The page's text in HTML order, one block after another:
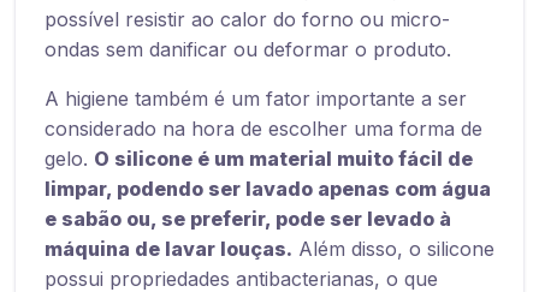
possível resistir ao calor do forno ou micro-
ondas sem danificar ou deformar o produto.
A higiene também é um fator importante a ser
considerado na hora de escolher uma forma de
gelo. O silicone é um material muito fácil de
limpar, podendo ser lavado apenas com água
e sabão ou, se preferir, pode ser levado à
máquina de lavar louças. Além disso, o silicone
possui propriedades antibacterianas, o que